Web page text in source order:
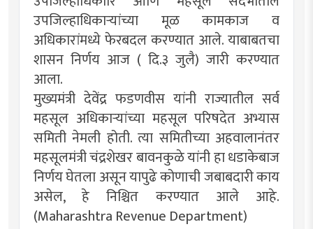
उपजिल्हाधिकाऱ्यांच्या मूळ कामकाज व
अधिकारांमध्ये फेरबदल करण्यात आले. याबाबतचा
शासन निर्णय आज ( दि.३ जुलै) जारी करण्यात
आला.
मुख्यमंत्री देवेंद्र फडणवीस यांनी राज्यातील सर्व
महसूल अधिकाऱ्यांच्या महसूल परिषदेत अभ्यास
समिती नेमली होती. त्या समितीच्या अहवालानंतर
महसूलमंत्री चंद्रशेखर बावनकुळे यांनी हा धडाकेबाज
निर्णय घेतला असून यापुढे कोणाची जबाबदारी काय
असेल, हे निश्चित करण्यात आले आहे.
(Maharashtra Revenue Department)